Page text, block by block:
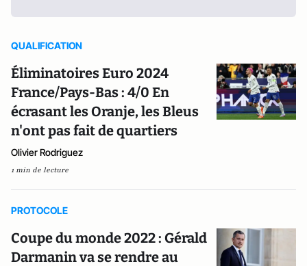
QUALIFICATION
Éliminatoires Euro 2024
France/Pays-Bas : 4/0 En
écrasant les Oranje, les Bleus
n'ont pas fait de quartiers
Olivier Rodriguez
1 min de lecture
PROTOCOLE
Coupe du monde 2022 : Gérald
Darmanin va se rendre au